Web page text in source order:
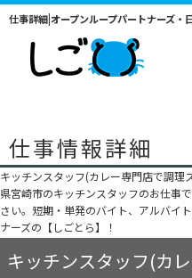
仕事詳細|オープンループパートナーズ・
仕事情報詳細
キッチンスタッフ(カレー専門店で調理
県宮崎市のキッチンスタッフのお仕事
さい。短期・単発のバイト、アルバイ
ナーズの【しごとら】！
キッチンスタッフ(カ